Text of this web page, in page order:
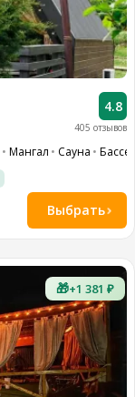
405 отзывов
4.8
Мангал Сауна
Выбрать
🎁+1 381 ₽